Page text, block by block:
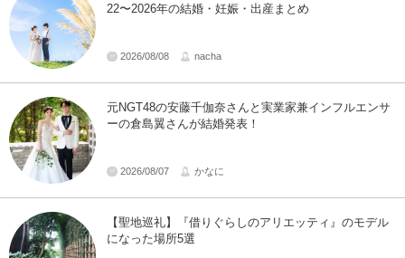
22〜2026年の結婚・妊娠・出産まとめ
2026/08/08 nacha
元NGT48の安藤千伽奈さんと実業家兼インフルエンサ
ーの倉島翼さんが結婚発表！
2026/08/07 かなに
【聖地巡礼】『借りぐらしのアリエッティ』のモデル
になった場所5選